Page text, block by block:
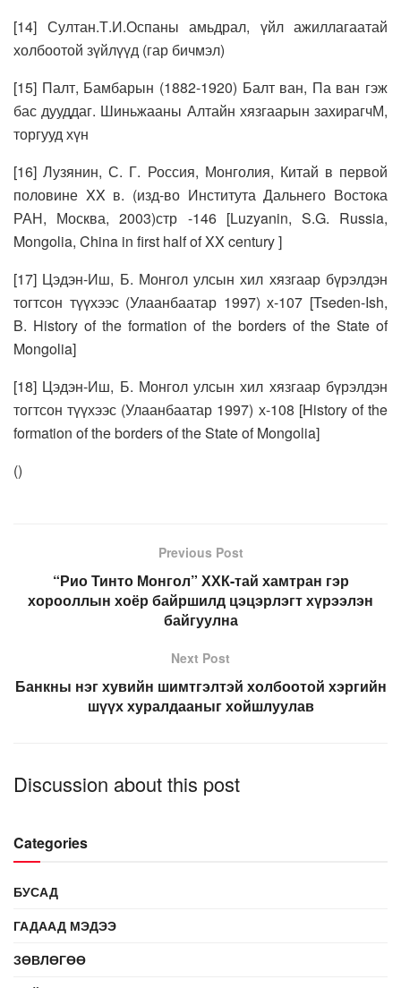
[14] Султан.Т.И.Оспаны амьдрал, үйл ажиллагаатай
холбоотой зүйлүүд (гар бичмэл)
[15] Палт, Бамбарын (1882-1920) Балт ван, Па ван гэж
бас дууддаг. Шиньжааны Алтайн хязгаарын захирагчМ,
торгууд хүн
[16] Лузянин, С. Г. Россия, Монголия, Китай в первой
половине XX в. (изд-во Института Дальнего Востока
РАН, Москва, 2003)стр -146 [Luzyanin, S.G. Russia,
Mongolia, China in first half of XX century ]
[17] Цэдэн-Иш, Б. Монгол улсын хил хязгаар бүрэлдэн
тогтсон түүхээс (Улаанбаатар 1997) х-107 [Tseden-Ish,
B. History of the formation of the borders of the State of
Mongolia]
[18] Цэдэн-Иш, Б. Монгол улсын хил хязгаар бүрэлдэн
тогтсон түүхээс (Улаанбаатар 1997) х-108 [History of the
formation of the borders of the State of Mongolia]
()
Previous Post
“Рио Тинто Монгол” ХХК-тай хамтран гэр
хорооллын хоёр байршилд цэцэрлэгт хүрээлэн
байгуулна
Next Post
Банкны нэг хувийн шимтгэлтэй холбоотой хэргийн
шүүх хуралдааныг хойшлуулав
Discussion about this post
Categories
БУСАД
ГАДААД МЭДЭЭ
ЗӨВЛӨГӨӨ